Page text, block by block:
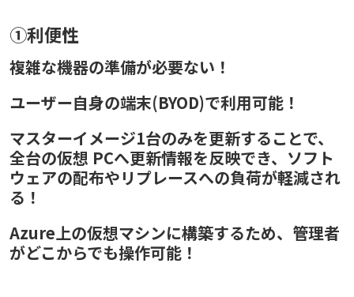
①利便性
複雑な機器の準備が必要ない！
ユーザー自身の端末(BYOD)で利用可能！
マスターイメージ1台のみを更新することで、
全台の仮想 PCへ更新情報を反映でき、ソフト
ウェアの配布やリプレースへの負荷が軽減され
る！
Azure上の仮想マシンに構築するため、管理者
がどこからでも操作可能！